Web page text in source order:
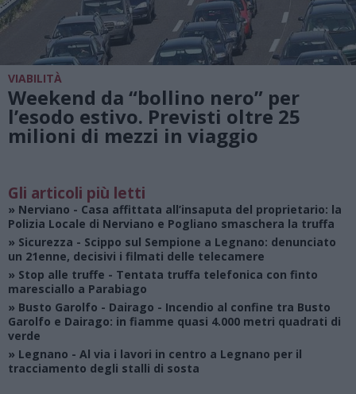
VIABILITÀ
Weekend da “bollino nero” per
l’esodo estivo. Previsti oltre 25
milioni di mezzi in viaggio
Gli articoli più letti
» Nerviano - Casa affittata all’insaputa del proprietario: la
Polizia Locale di Nerviano e Pogliano smaschera la truffa
» Sicurezza - Scippo sul Sempione a Legnano: denunciato
un 21enne, decisivi i filmati delle telecamere
» Stop alle truffe - Tentata truffa telefonica con finto
maresciallo a Parabiago
» Busto Garolfo - Dairago - Incendio al confine tra Busto
Garolfo e Dairago: in fiamme quasi 4.000 metri quadrati di
verde
» Legnano - Al via i lavori in centro a Legnano per il
tracciamento degli stalli di sosta